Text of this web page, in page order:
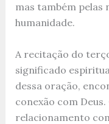
mas também pelas
humanidade.
A recitação do
significado
dessa oração,
conexão com
relacionamento